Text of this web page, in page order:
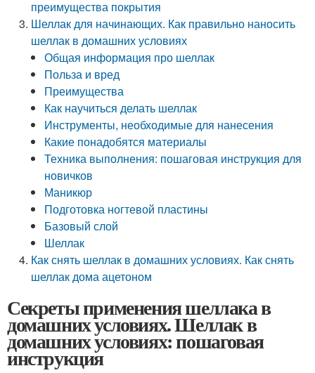
преимущества покрытия
Шеллак для начинающих. Как правильно наносить
шеллак в домашних условиях
Общая информация про шеллак
Польза и вред
Преимущества
Как научиться делать шеллак
Инструменты, необходимые для нанесения
Какие понадобятся материалы
Техника выполнения: пошаговая инструкция для
новичков
Маникюр
Подготовка ногтевой пластины
Базовый слой
Шеллак
Как снять шеллак в домашних условиях. Как снять
шеллак дома ацетоном
Секреты применения шеллака в
домашних условиях. Шеллак в
домашних условиях: пошаговая
инструкция